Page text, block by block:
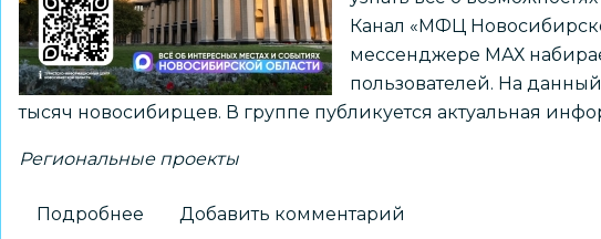
Первых»,
организатором
которого
выступил
Канал «МФЦ
мессенджере МАХ
пользователей. На
тысяч новосибирцев. В группе публикуется актуальная
Региональные проекты
Подробнее Добавить комментарий